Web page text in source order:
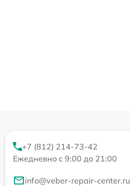
+7 (812) 214-73-42
Ежедневно с 9:00 до 21:00
info@veber-repair-center.ru